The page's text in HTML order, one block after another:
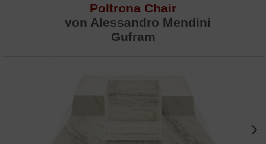
Poltrona Chair
von Alessandro Mendini
Gufram